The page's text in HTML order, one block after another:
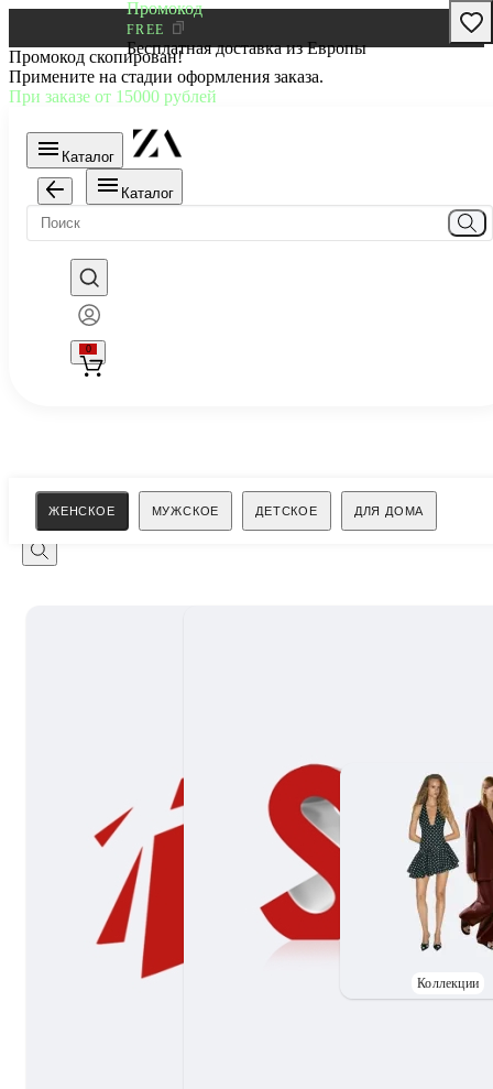
Промокод
FREE
Бесплатная доставка из Европы
Промокод скопирован!
Примените на стадии оформления заказа.
При заказе от 15000 рублей
Каталог
Каталог
0
ЖЕНСКОЕ МУЖСКОЕ ДЕТСКОЕ ДЛЯ ДОМА
Поиск
Коллекции